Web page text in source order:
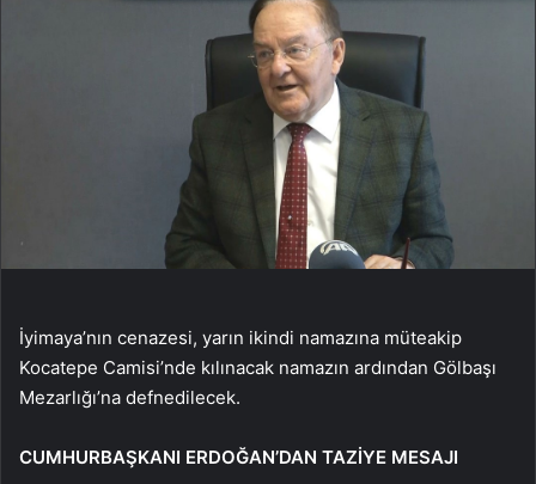
İyimaya’nın cenazesi, yarın ikindi namazına müteakip
Kocatepe Camisi’nde kılınacak namazın ardından Gölbaşı
Mezarlığı’na defnedilecek.
CUMHURBAŞKANI ERDOĞAN’DAN TAZİYE MESAJI